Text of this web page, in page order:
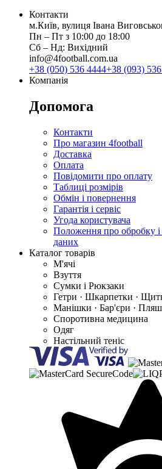
Контакти
м.Київ, вулиця Івана
Пн ‒ Пт з 10:00 до 18:00
Сб ‒ Нд: Вихідний
info@4football.com.ua
+38 (050) 536 4444+38 (093)
Компанія
Допомога
Контакти
Про магазин 4football
Доставка
Оплата
Повідомити про оплату
Таблиці розмірів
Обмін і повернення
Гарантія і сервіс
Угода користувача
Положення про обробку і
даних
Каталог товарів
М'ячі
Взуття
Сумки і Рюкзаки
Гетри · Шкарпетки ·
Манішки · Бар'єри ·
Споротивна медицина
Одяг
Настільний теніс